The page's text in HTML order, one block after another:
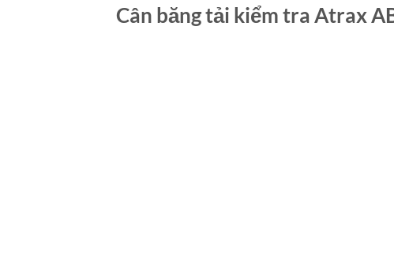
Cân băng tải kiểm tra Atrax